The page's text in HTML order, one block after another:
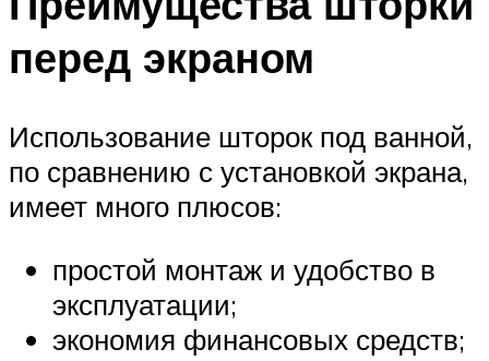
перед экраном
Использование шторок под ванной,
по сравнению с установкой экрана,
имеет много плюсов:
простой монтаж и удобство в
эксплуатации;
экономия финансовых средств;